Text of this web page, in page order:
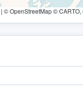
| © OpenStreetMap © CARTO,